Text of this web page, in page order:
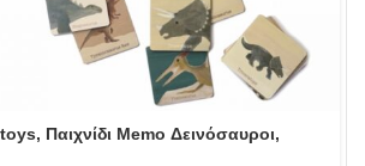
Παιχνίδι Memo Δεινόσαυροι,